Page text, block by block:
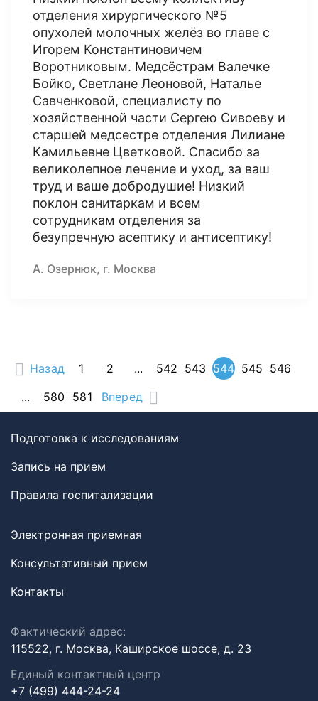
отделения хирургического №5
опухолей молочных желёз во главе с
Игорем Константиновичем
Воротниковым. Медсёстрам Валечке
Бойко, Светлане Леоновой, Наталье
Савченковой, специалисту по
хозяйственной части Сергею Сивоеву и
старшей медсестре отделения Лилиане
Камильевне Цветковой. Спасибо за
великолепное лечение и уход, за ваш
труд и ваше добродушие! Низкий
поклон санитаркам и всем
сотрудникам отделения за
безупречную асептику и антисептику!
А. Озернюк, г. Москва
Назад 1 2 ... 542 543 544 545 546
...
580 581 Вперед
Подготовка к исследованиям
Запись на прием
Правила госпитализации
Электронная приемная
Консультативный прием
Контакты
Фактический адрес:
115522, г. Москва, Каширское шоссе, д. 23
Единый контактный центр
+7 (499) 444-24-24